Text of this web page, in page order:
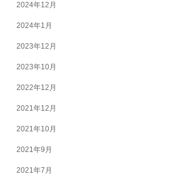
2024年12月
2024年1月
2023年12月
2023年10月
2022年12月
2021年12月
2021年10月
2021年9月
2021年7月